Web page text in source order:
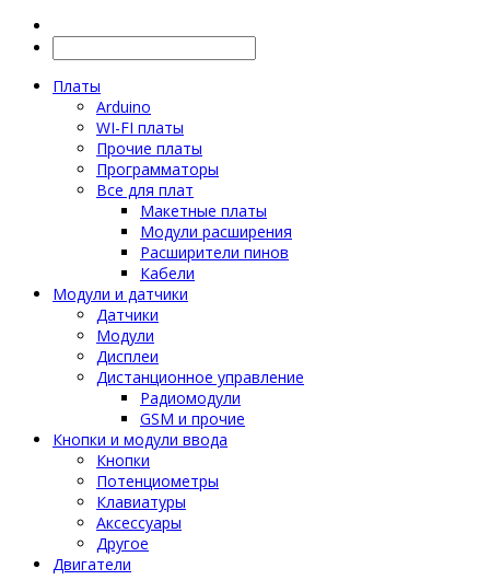
Платы
Arduino
WI-FI платы
Прочие платы
Программаторы
Все для плат
Макетные платы
Модули расширения
Расширители пинов
Кабели
Модули и датчики
Датчики
Модули
Дисплеи
Дистанционное управление
Радиомодули
GSM и прочие
Кнопки и модули ввода
Кнопки
Потенциометры
Клавиатуры
Аксессуары
Другое
Двигатели